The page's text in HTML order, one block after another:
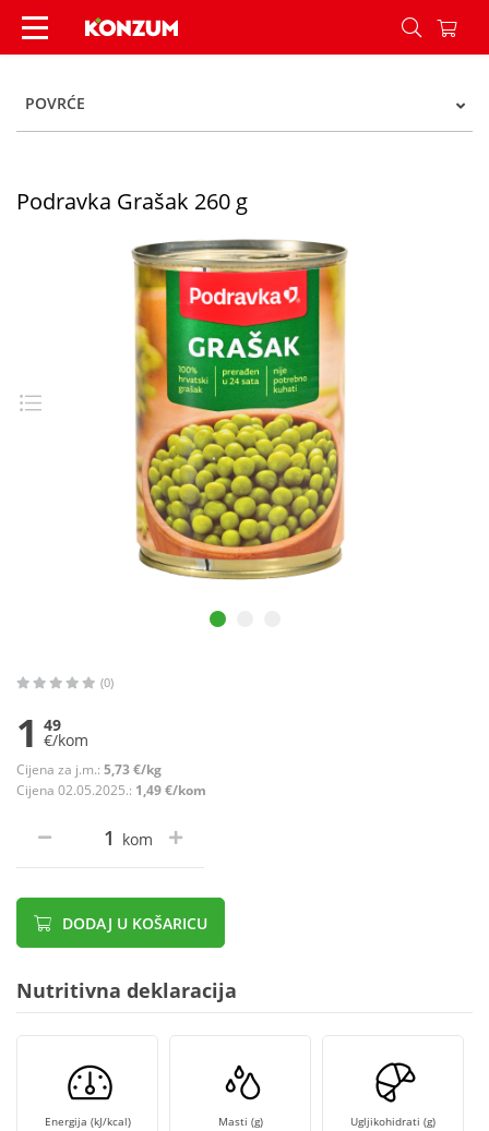
Podravka Grašak 260 g - Konzum
POVRĆE
Podravka Grašak 260 g
(0)
1 49
€/kom
Cijena za j.m.: 5,73 €/kg
Cijena 02.05.2025.: 1,49 €/kom
kom
DODAJ U KOŠARICU
Nutritivna deklaracija
Energija (kJ/kcal) Masti (g) Ugljikohidrati (g)